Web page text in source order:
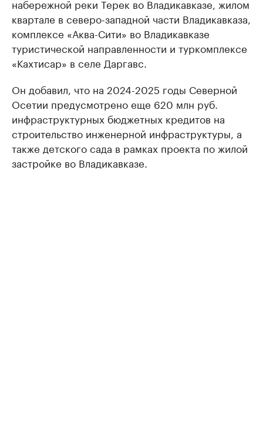
набережной реки Терек во Владикавказе, жилом
квартале в северо-западной части Владикавказа,
комплексе «Аква-Сити» во Владикавказе
туристической направленности и туркомплексе
«Кахтисар» в селе Даргавс.
Он добавил, что на 2024-2025 годы Северной
Осетии предусмотрено еще 620 млн руб.
инфраструктурных бюджетных кредитов на
строительство инженерной инфраструктуры, а
также детского сада в рамках проекта по жилой
застройке во Владикавказе.